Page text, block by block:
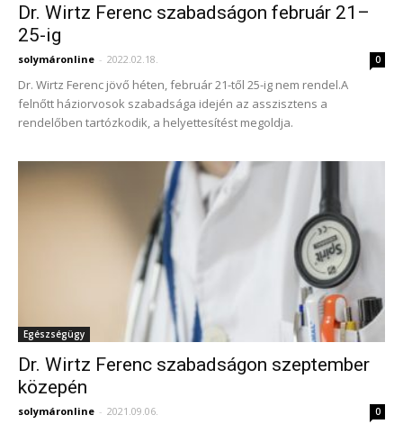
Dr. Wirtz Ferenc szabadságon február 21–
25-ig
solymáronline - 2022.02.18. 0
Dr. Wirtz Ferenc jövő héten, február 21-től 25-ig nem rendel.A
felnőtt háziorvosok szabadsága idején az asszisztens a
rendelőben tartózkodik, a helyettesítést megoldja.
Egészségügy
Dr. Wirtz Ferenc szabadságon szeptember
közepén
solymáronline - 2021.09.06. 0